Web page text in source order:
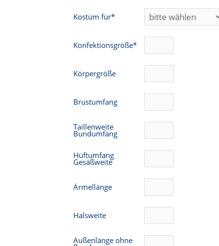
Kostüm für*
Konfektionsgröße*
Körpergröße
Brustumfang
Taillenweite
Bundumfang
Hüftumfang
Gesäßweite
Ärmellänge
Halsweite
Außenlänge ohne